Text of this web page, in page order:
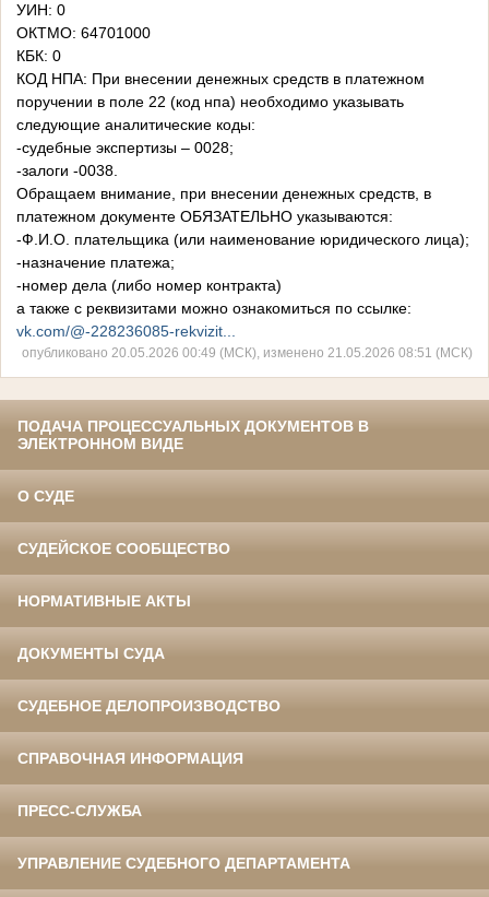
УИН: 0
ОКТМО: 64701000
КБК: 0
КОД НПА: При внесении денежных средств в платежном
поручении в поле 22 (код нпа) необходимо указывать
следующие аналитические коды:
-судебные экспертизы – 0028;
-залоги -0038.
Обращаем внимание, при внесении денежных средств, в
платежном документе ОБЯЗАТЕЛЬНО указываются:
-Ф.И.О. плательщика (или наименование юридического лица);
-назначение платежа;
-номер дела (либо номер контракта)
а также с реквизитами можно ознакомиться по ссылке:
vk.com/@-228236085-rekvizit...
опубликовано 20.05.2026 00:49 (МСК), изменено 21.05.2026 08:51 (МСК)
ПОДАЧА ПРОЦЕССУАЛЬНЫХ ДОКУМЕНТОВ В
ЭЛЕКТРОННОМ ВИДЕ
О СУДЕ
СУДЕЙСКОЕ СООБЩЕСТВО
НОРМАТИВНЫЕ АКТЫ
ДОКУМЕНТЫ СУДА
СУДЕБНОЕ ДЕЛОПРОИЗВОДСТВО
СПРАВОЧНАЯ ИНФОРМАЦИЯ
ПРЕСС-СЛУЖБА
УПРАВЛЕНИЕ СУДЕБНОГО ДЕПАРТАМЕНТА